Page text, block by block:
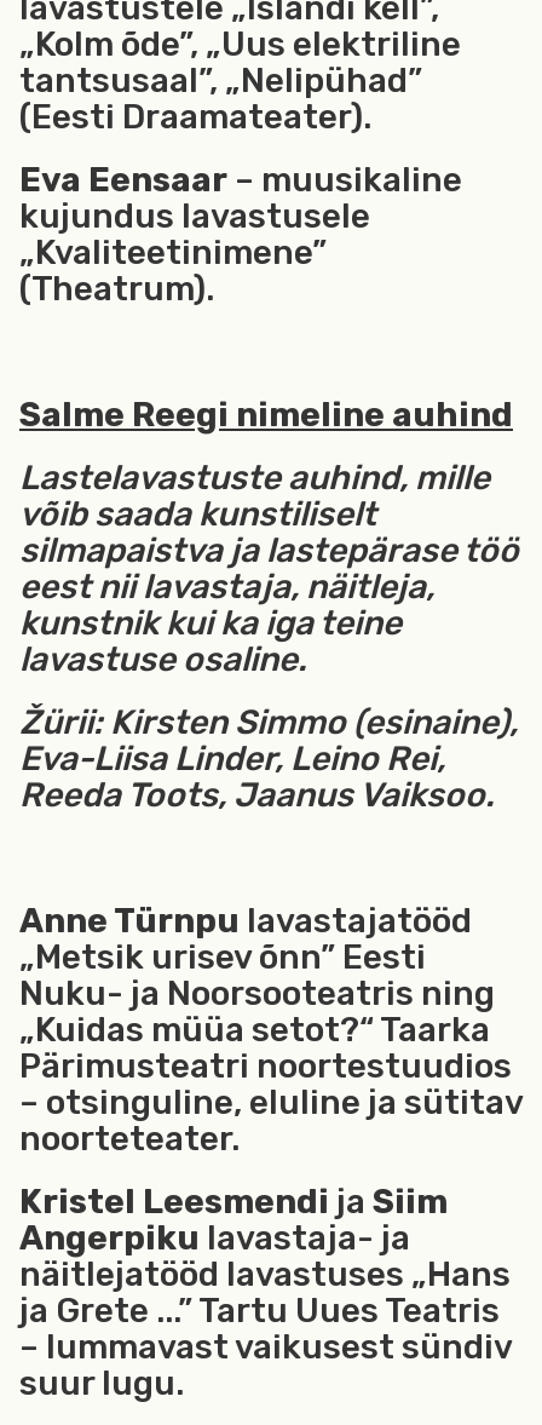
„Kolm õde”, „Uus elektriline
tantsusaal”, „Nelipühad”
(Eesti Draamateater).
Eva Eensaar – muusikaline
kujundus lavastusele
„Kvaliteetinimene”
(Theatrum).
Salme Reegi nimeline auhind
Lastelavastuste auhind, mille
võib saada kunstiliselt
silmapaistva ja lastepärase töö
eest nii lavastaja, näitleja,
kunstnik kui ka iga teine
lavastuse osaline.
Žürii: Kirsten Simmo (esinaine),
Eva-Liisa Linder, Leino Rei,
Reeda Toots, Jaanus Vaiksoo.
Anne Türnpu lavastajatööd
„Metsik urisev õnn” Eesti
Nuku- ja Noorsooteatris ning
„Kuidas müüa setot?“ Taarka
Pärimusteatri noortestuudios
– otsinguline, eluline ja sütitav
noorteteater.
Kristel Leesmendi ja Siim
Angerpiku lavastaja- ja
näitlejatööd lavastuses „Hans
ja Grete ...” Tartu Uues Teatris
– lummavast vaikusest sündiv
suur lugu.